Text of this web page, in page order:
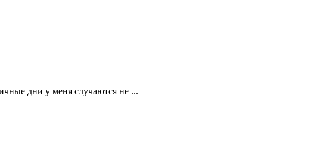
дни у меня случаются не ...